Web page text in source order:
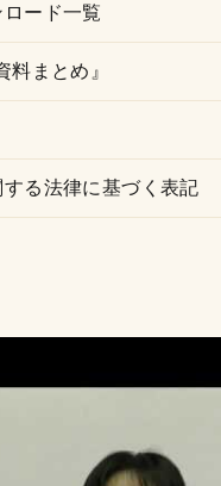
ード一覧
料まとめ』
る法律に基づく表記